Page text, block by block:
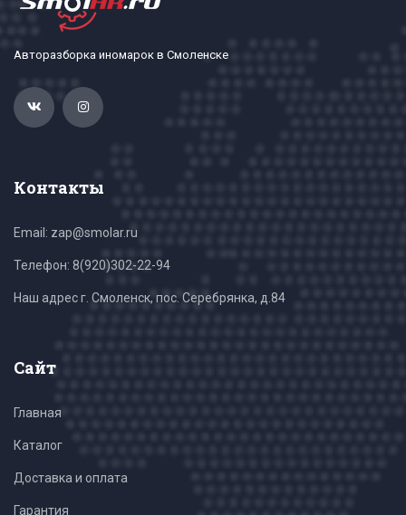
Авторазборка иномарок в Смоленске
Контакты
Email: zap@smolar.ru
Телефон: 8(920)302-22-94
Наш адрес г. Смоленск, пос. Серебрянка, д.84
Сайт
Главная
Каталог
Доставка и оплата
Гарантия